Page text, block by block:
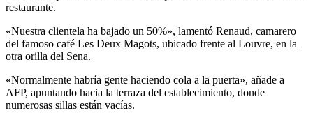
restaurante.
«Nuestra clientela ha bajado un 50%», lamentó Renaud, camarero
del famoso café Les Deux Magots, ubicado frente al Louvre, en la
otra orilla del Sena.
«Normalmente habría gente haciendo cola a la puerta», añade a
AFP, apuntando hacia la terraza del establecimiento, donde
numerosas sillas están vacías.